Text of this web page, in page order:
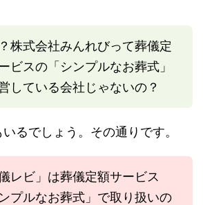
株式会社みんれびって葬儀定
ビスの「シンプルなお葬式」
している会社じゃないの？
るでしょう。その通りです。
儀レビ」は葬儀定額サービス
ンプルなお葬式」で取り扱いの